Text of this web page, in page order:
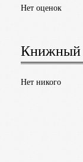
Нет оценок
Книжный
Нет никого